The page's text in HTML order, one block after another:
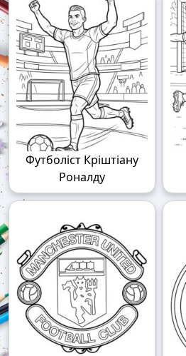
Футболіст Кріштіану
Роналду